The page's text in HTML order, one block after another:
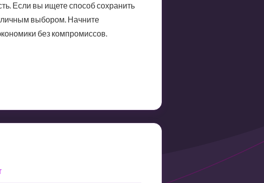
Если вы ищете способ сохранить
выбором. Начните
без компромиссов.